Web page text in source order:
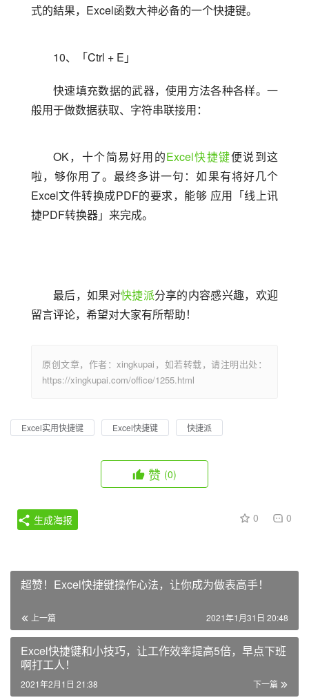
式的結果，Excel函数大神必备的一个快捷键。
10、「Ctrl + E」
快速填充数据的武器，使用方法各种各样。一
般用于做数据获取、字符串联接用：
OK，十个简易好用的Excel快捷键便说到这
啦，够你用了。最终多讲一句：如果有将好几个
Excel文件转换成PDF的要求，能够 应用「线上讯
捷PDF转换器」来完成。
最后，如果对快捷派分享的内容感兴趣，欢迎
留言评论，希望对大家有所帮助！
原创文章，作者：xingkupai，如若转载，请注明出处：
https://xingkupai.com/office/1255.html
Excel实用快捷键 Excel快捷键 快捷派
赞 (0)
0 0
生成海报
超赞！Excel快捷键操作心法，让你成为做表高手！
上一篇 2021年1月31日 20:48
Excel快捷键和小技巧，让工作效率提高5倍，早点下班
啊打工人！
下一篇
2021年2月1日 21:38